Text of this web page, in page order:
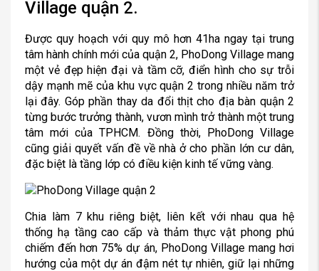
Village quận 2.
Được quy hoạch với quy mô hơn 41ha ngay tại trung
tâm hành chính mới của quận 2, PhoDong Village mang
một vẻ đẹp hiện đại và tầm cỡ, điển hình cho sự trỗi
dậy mạnh mẽ của khu vực quận 2 trong nhiều năm trở
lại đây. Góp phần thay da đổi thịt cho địa bàn quận 2
từng bước trưởng thành, vươn mình trở thành một trung
tâm mới của TPHCM. Đồng thời, PhoDong Village
cũng giải quyết vấn đề về nhà ở cho phần lớn cư dân,
đặc biệt là tầng lớp có điều kiện kinh tế vững vàng.
Chia làm 7 khu riêng biệt, liên kết với nhau qua hệ
thống hạ tầng cao cấp và thảm thực vật phong phú
chiếm đến hơn 75% dự án, PhoDong Village mang hơi
hướng của một dự án đậm nét tự nhiên, giữ lại những